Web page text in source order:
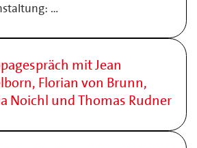
…
mit Jean
Florian von Brunn,
Noichl und Thomas Rudner